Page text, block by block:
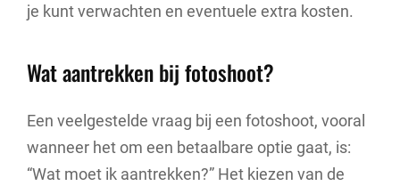
je kunt verwachten en eventuele extra kosten.
Wat aantrekken bij fotoshoot?
Een veelgestelde vraag bij een fotoshoot, vooral
wanneer het om een betaalbare optie gaat, is:
“Wat moet ik aantrekken?” Het kiezen van de